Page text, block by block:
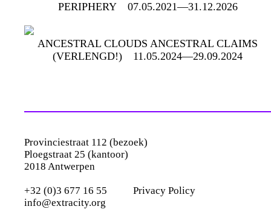
PERIPHERY 07.05.2021—31.12.2026
ANCESTRAL CLOUDS ANCESTRAL CLAIMS
(VERLENGD!) 11.05.2024—29.09.2024
Provinciestraat 112 (bezoek)
Ploegstraat 25 (kantoor)
2018 Antwerpen
+32 (0)3 677 16 55
info@extracity.org
Privacy Policy